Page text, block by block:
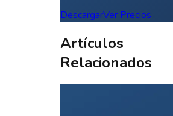
DescargarVer Precios
Artículos
Relacionados